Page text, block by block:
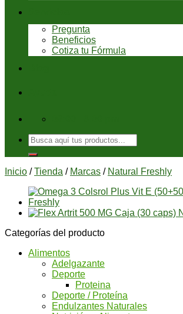
Pregunta
Beneficios
Cotiza tu Fórmula
Buscar
por:
Inicio / Tienda / Marcas / Natural Freshly
Categorías del producto
Alimentos
Adelgazante
Deporte
Proteina
Deporte / Proteína
Endulzantes Naturales